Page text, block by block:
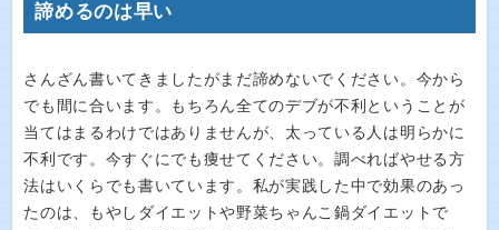
諦めるのは早い
さんざん書いてきましたがまだ諦めないでください。今から
でも間に合います。もちろん全てのデブが不利ということが
当てはまるわけではありませんが、太っている人は明らかに
不利です。今すぐにでも痩せてください。調べればやせる方
法はいくらでも書いています。私が実践した中で効果のあっ
たのは、もやしダイエットや野菜ちゃんこ鍋ダイエットで